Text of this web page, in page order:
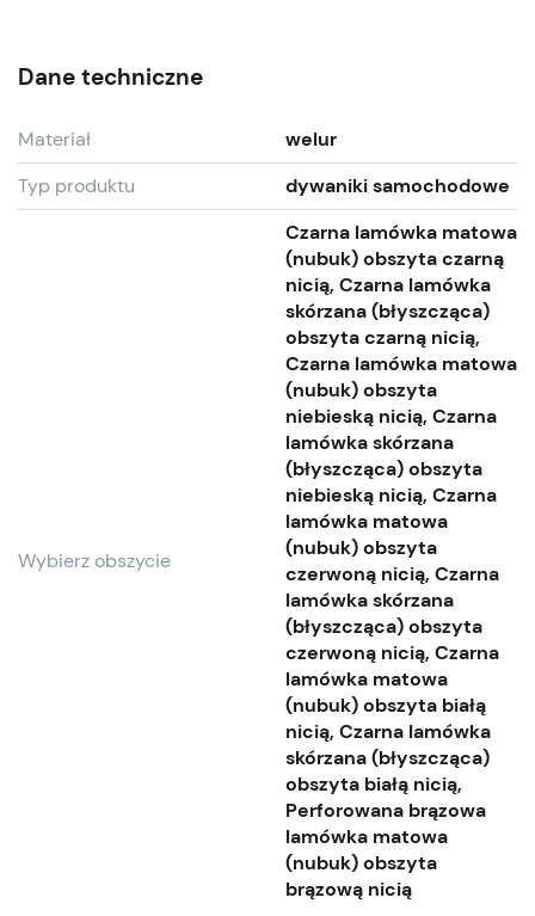
Dane techniczne
Materiał
welur
Typ produktu
dywaniki samochodowe
Wybierz obszycie
Czarna lamówka matowa
(nubuk) obszyta czarną
nicią, Czarna lamówka
skórzana (błyszcząca)
obszyta czarną nicią,
Czarna lamówka matowa
(nubuk) obszyta
niebieską nicią, Czarna
lamówka skórzana
(błyszcząca) obszyta
niebieską nicią, Czarna
lamówka matowa
(nubuk) obszyta
czerwoną nicią, Czarna
lamówka skórzana
(błyszcząca) obszyta
czerwoną nicią, Czarna
lamówka matowa
(nubuk) obszyta białą
nicią, Czarna lamówka
skórzana (błyszcząca)
obszyta białą nicią,
Perforowana brązowa
lamówka matowa
(nubuk) obszyta
brązową nicią